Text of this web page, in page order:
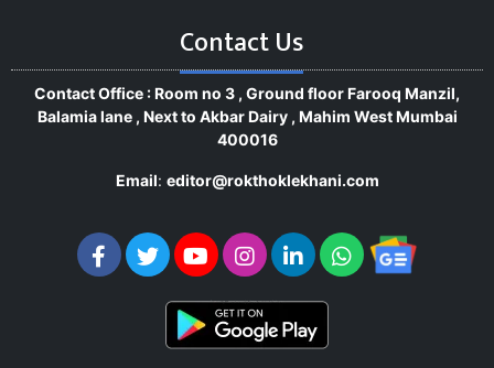
Contact Us
Contact Office : Room no 3 , Ground floor Farooq Manzil,
Balamia lane , Next to Akbar Dairy , Mahim West Mumbai
400016
Email: editor@rokthoklekhani.com